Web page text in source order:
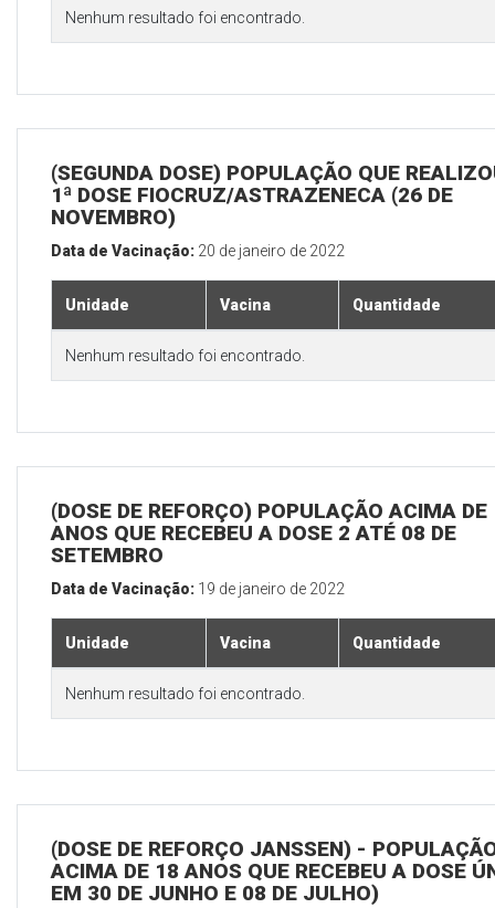
Nenhum resultado foi encontrado.
(SEGUNDA DOSE) POPULAÇÃO QUE
1ª DOSE FIOCRUZ/ASTRAZENECA (26 DE
NOVEMBRO)
Data de Vacinação: 20 de janeiro de 2022
Unidade Vacina Quantidade
Nenhum resultado foi encontrado.
(DOSE DE REFORÇO) POPULAÇÃO ACIMA DE
ANOS QUE RECEBEU A DOSE 2 ATÉ 08 DE
SETEMBRO
Data de Vacinação: 19 de janeiro de 2022
Unidade Vacina Quantidade
Nenhum resultado foi encontrado.
(DOSE DE REFORÇO JANSSEN) -
ACIMA DE 18 ANOS QUE RECEBEU A DOSE
EM 30 DE JUNHO E 08 DE JULHO)